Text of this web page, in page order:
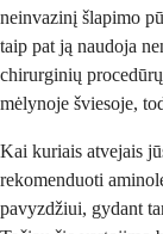
neinvazinį šlapimo
taip pat ją naudoja
chirurginių
mėlynoje šviesoje,
Kai kuriais atvejais
rekomenduoti
pavyzdžiui, gydant